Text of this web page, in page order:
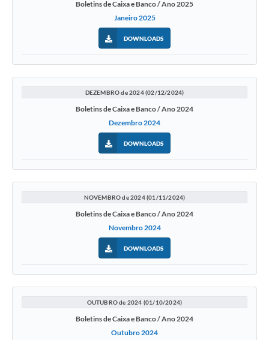
Boletins de Caixa e Banco / Ano 2025
Janeiro 2025
DOWNLOADS
DEZEMBRO de 2024 (02/12/2024)
Boletins de Caixa e Banco / Ano 2024
Dezembro 2024
DOWNLOADS
NOVEMBRO de 2024 (01/11/2024)
Boletins de Caixa e Banco / Ano 2024
Novembro 2024
DOWNLOADS
OUTUBRO de 2024 (01/10/2024)
Boletins de Caixa e Banco / Ano 2024
Outubro 2024